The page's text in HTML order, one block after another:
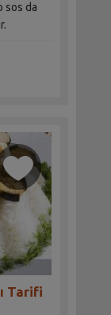
sos da
Tarifi